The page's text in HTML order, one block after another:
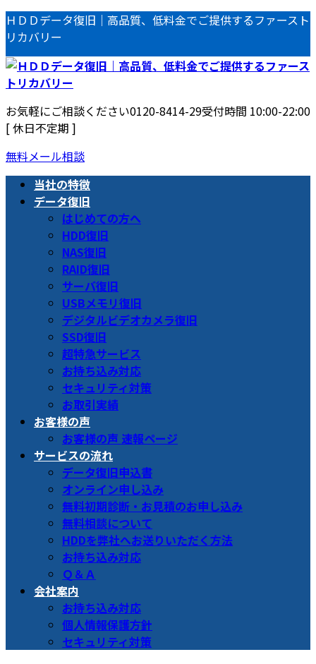
コ
ン
テ
ン
ツ
へ
ス
キ
ッ
プ
ナ
ビ
ゲ
ー
シ
ョ
ン
に
移
動
ＨＤＤデータ復旧｜高品質、低料金でご提供するファースト
リカバリー
お気軽にご相談ください0120-8414-29受付時間 10:00-22:00
[ 休日不定期 ]
無料メール相談
当社の特徴
データ復旧
はじめての方へ
HDD復旧
NAS復旧
RAID復旧
サーバ復旧
USBメモリ復旧
デジタルビデオカメラ復旧
SSD復旧
超特急サービス
お持ち込み対応
セキュリティ対策
お取引実績
お客様の声
お客様の声 速報ページ
サービスの流れ
データ復旧申込書
オンライン申し込み
無料初期診断・お見積のお申し込み
無料相談について
HDDを弊社へお送りいただく方法
お持ち込み対応
Ｑ＆Ａ
会社案内
お持ち込み対応
個人情報保護方針
セキュリティ対策